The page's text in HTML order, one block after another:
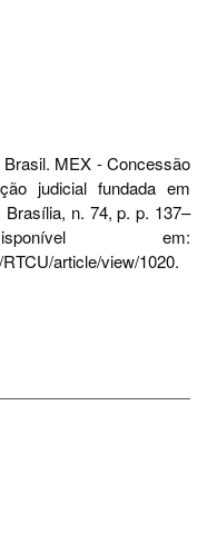
MEX - Concessão
judicial fundada em
Brasília, n. 74, p. p. 137–
em:
article/view/1020.